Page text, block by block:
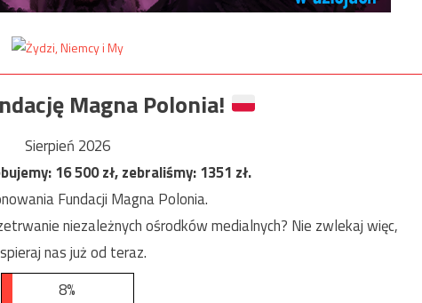
Magna Polonia!
Sierpień 2026
16 500zł, zebraliśmy:1351 zł.
Fundacji Magna Polonia.
niezależnych ośrodków medialnych? Nie zwlekaj więc,
nas już od teraz.
8%